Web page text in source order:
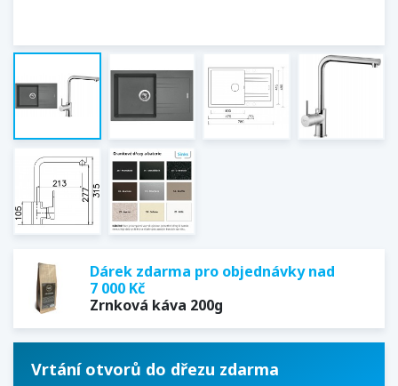
Dárek zdarma pro objednávky nad
7 000 Kč
Zrnková káva 200g
Vrtání otvorů do dřezu zdarma